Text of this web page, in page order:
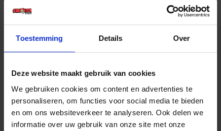
Toestemming Details Over
Deze website maakt gebruik van cookies
We gebruiken cookies om content en advertenties te
personaliseren, om functies voor social media te bieden
en om ons websiteverkeer te analyseren. Ook delen we
informatie over uw gebruik van onze site met onze
€ 10,56 incl. BTW
-
Bestel nu!